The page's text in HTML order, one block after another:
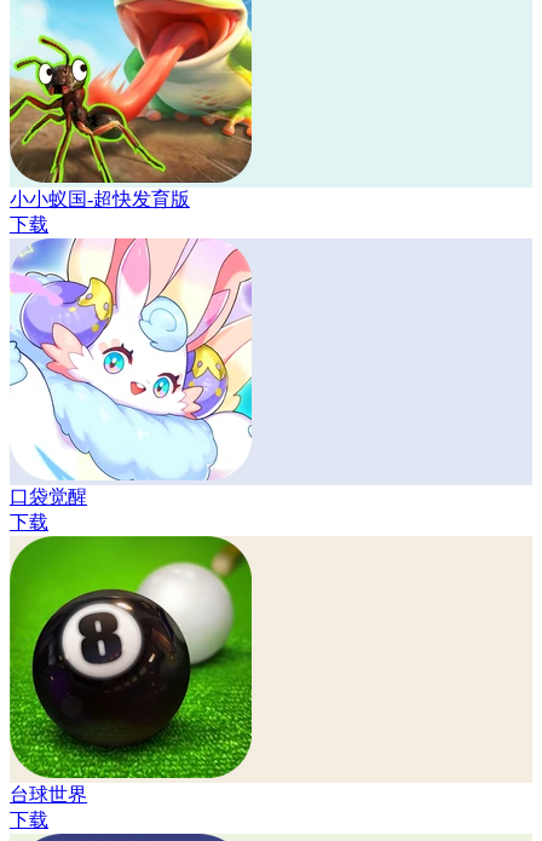
小小蚁国-超快发育版
下载
口袋觉醒
下载
台球世界
下载